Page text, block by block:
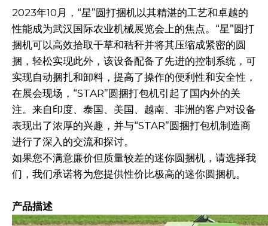
2023年10月，“星”圆打捆机以其精湛的工艺和卓越的
性能成为武汉国际农业机械展览会上的焦点。“星”圆打
捆机可以高效拾取干草和秸秆并将其压缩成紧密的圆
捆，轻松实现此外，该设备配备了先进的控制系统，可
实现自动捆扎和卸料，提高了操作的便利性和安全性，
在展会现场，“STAR”圆捆打包机引起了国内外的关
注。来自印度、泰国、美国、越南、非洲的客户对设备
表现出了浓厚的兴趣，并与“STAR”圆捆打包机制造商
进行了深入的交流和探讨。
如果您不满意廉价但质量较差的迷你圆捆机，请选择我
们，我们承诺将为您提供性价比极高的迷你圆捆机。
产品描述